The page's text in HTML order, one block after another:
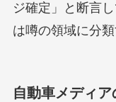
ジ確定」と断言
は噂の領域に分類
自動車メディア